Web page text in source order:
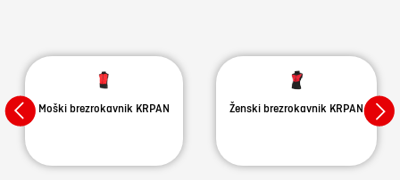
Moški brezrokavnik KRPAN Ženski brezrokavnik KRPAN